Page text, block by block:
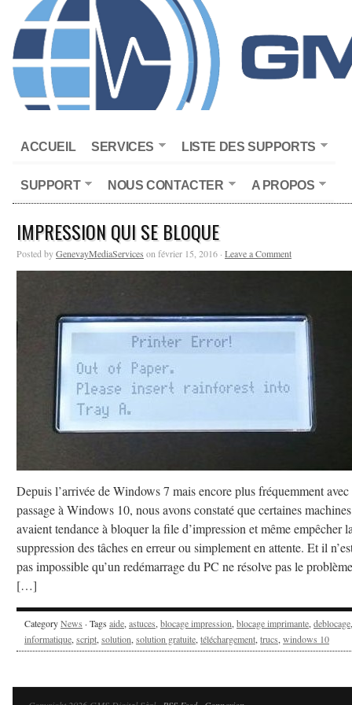
ACCUEIL SERVICES LISTE DES SUPPORTS
SUPPORT NOUS CONTACTER A PROPOS
IMPRESSION QUI SE BLOQUE
Posted byGenevayMediaServices on février 15, 2016 · Leave a Comment
Depuis l’arrivée de Windows 7 mais encore plus fréquemment avec
passage à Windows 10, nous avons constaté que certaines machines
avaient tendance à bloquer la file d’impression et même empêcher
suppression des tâches en erreur ou simplement en attente. Et il
pas impossible qu’un redémarrage du PC ne résolve pas le problème
[…]
CategoryNews · Tags aide, astuces, blocage impression, blocage imprimante, deblocage,
informatique, script, solution, solution gratuite, téléchargement, trucs, windows 10